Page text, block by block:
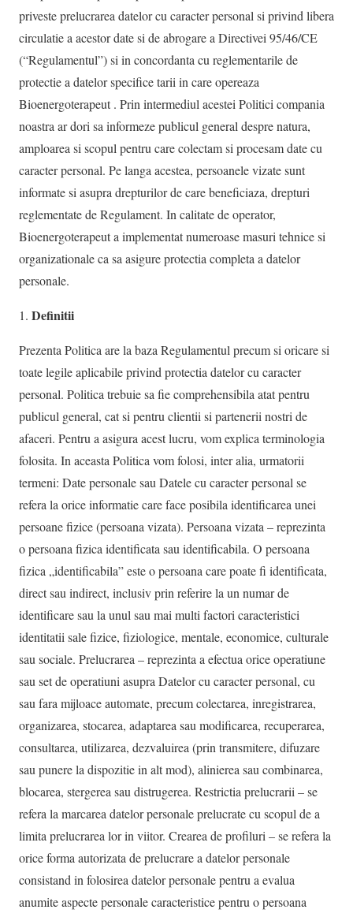
priveste prelucrarea datelor cu caracter personal si privind libera
circulatie a acestor date si de abrogare a Directivei 95/46/CE
(“Regulamentul”) si in concordanta cu reglementarile de
protectie a datelor specifice tarii in care opereaza
Bioenergoterapeut . Prin intermediul acestei Politici compania
noastra ar dori sa informeze publicul general despre natura,
amploarea si scopul pentru care colectam si procesam date cu
caracter personal. Pe langa acestea, persoanele vizate sunt
informate si asupra drepturilor de care beneficiaza, drepturi
reglementate de Regulament. In calitate de operator,
Bioenergoterapeut a implementat numeroase masuri tehnice si
organizationale ca sa asigure protectia completa a datelor
personale.
Definitii
Prezenta Politica are la baza Regulamentul precum si oricare si
toate legile aplicabile privind protectia datelor cu caracter
personal. Politica trebuie sa fie comprehensibila atat pentru
publicul general, cat si pentru clientii si partenerii nostri de
afaceri. Pentru a asigura acest lucru, vom explica terminologia
folosita. In aceasta Politica vom folosi, inter alia, urmatorii
termeni: Date personale sau Datele cu caracter personal se
refera la orice informatie care face posibila identificarea unei
persoane fizice (persoana vizata). Persoana vizata – reprezinta
o persoana fizica identificata sau identificabila. O persoana
fizica „identificabila” este o persoana care poate fi identificata,
direct sau indirect, inclusiv prin referire la un numar de
identificare sau la unul sau mai multi factori caracteristici
identitatii sale fizice, fiziologice, mentale, economice, culturale
sau sociale. Prelucrarea – reprezinta a efectua orice operatiune
sau set de operatiuni asupra Datelor cu caracter personal, cu
sau fara mijloace automate, precum colectarea, inregistrarea,
organizarea, stocarea, adaptarea sau modificarea, recuperarea,
consultarea, utilizarea, dezvaluirea (prin transmitere, difuzare
sau punere la dispozitie in alt mod), alinierea sau combinarea,
blocarea, stergerea sau distrugerea. Restrictia prelucrarii – se
refera la marcarea datelor personale prelucrate cu scopul de a
limita prelucrarea lor in viitor. Crearea de profiluri – se refera la
orice forma autorizata de prelucrare a datelor personale
consistand in folosirea datelor personale pentru a evalua
anumite aspecte personale caracteristice pentru o persoana